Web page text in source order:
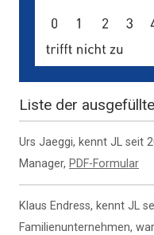
Liste der
Urs Jaeggi, kennt JL seit
Manager, PDF-Formular
Klaus Endress, kennt JL
Familienunternehmen,